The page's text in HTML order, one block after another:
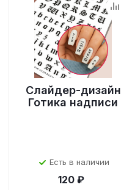
Слайдер-дизайн
Готика надписи
Есть в наличии
120 ₽